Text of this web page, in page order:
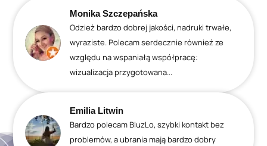
Monika Szczepańska
Odzież bardzo dobrej jakości, nadruki trwałe,
wyraziste. Polecam serdecznie również ze
względu na wspaniałą współpracę:
wizualizacja przygotowana...
Emilia Litwin
Bardzo polecam BluzLo, szybki kontakt bez
problemów, a ubrania mają bardzo dobry